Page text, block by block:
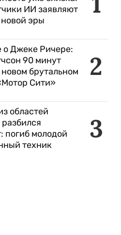
ИИ заявляют
эры
2
о Джеке Ричере:
90 минут
брутальном
Сити»
3
областей
погиб молодой
техник